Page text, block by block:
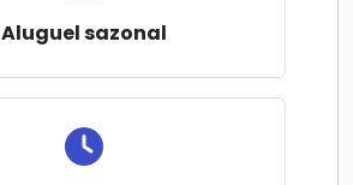
Aluguel sazonal